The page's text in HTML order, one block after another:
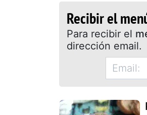
Recibir el
Para recibir el
dirección email.